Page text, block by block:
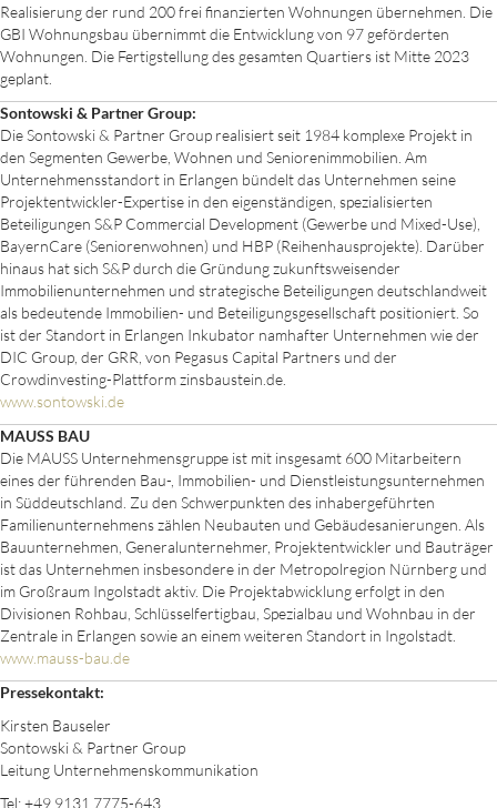
Realisierung der rund 200 frei finanzierten Wohnungen übernehmen. Die
GBI Wohnungsbau übernimmt die Entwicklung von 97 geförderten
Wohnungen. Die Fertigstellung des gesamten Quartiers ist Mitte 2023
geplant.
Sontowski & Partner Group:
Die Sontowski & Partner Group realisiert seit 1984 komplexe Projekt in
den Segmenten Gewerbe, Wohnen und Seniorenimmobilien. Am
Unternehmensstandort in Erlangen bündelt das Unternehmen seine
Projektentwickler-Expertise in den eigenständigen, spezialisierten
Beteiligungen S&P Commercial Development (Gewerbe und Mixed-Use),
BayernCare (Seniorenwohnen) und HBP (Reihenhausprojekte). Darüber
hinaus hat sich S&P durch die Gründung zukunftsweisender
Immobilienunternehmen und strategische Beteiligungen deutschlandweit
als bedeutende Immobilien- und Beteiligungsgesellschaft positioniert. So
ist der Standort in Erlangen Inkubator namhafter Unternehmen wie der
DIC Group, der GRR, von Pegasus Capital Partners und der
Crowdinvesting-Plattform zinsbaustein.de.
www.sontowski.de
MAUSS BAU
Die MAUSS Unternehmensgruppe ist mit insgesamt 600 Mitarbeitern
eines der führenden Bau-, Immobilien- und Dienstleistungsunternehmen
in Süddeutschland. Zu den Schwerpunkten des inhabergeführten
Familienunternehmens zählen Neubauten und Gebäudesanierungen. Als
Bauunternehmen, Generalunternehmer, Projektentwickler und Bauträger
ist das Unternehmen insbesondere in der Metropolregion Nürnberg und
im Großraum Ingolstadt aktiv. Die Projektabwicklung erfolgt in den
Divisionen Rohbau, Schlüsselfertigbau, Spezialbau und Wohnbau in der
Zentrale in Erlangen sowie an einem weiteren Standort in Ingolstadt.
www.mauss-bau.de
Pressekontakt:
Kirsten Bauseler
Sontowski & Partner Group
Leitung Unternehmenskommunikation
Tel: +49 9131 7775-643